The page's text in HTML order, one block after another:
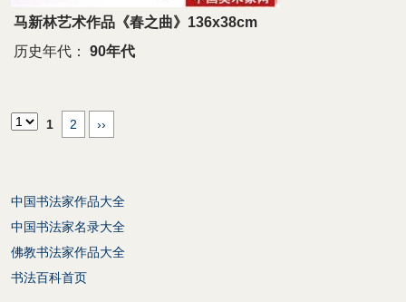
马新林艺术作品《春之曲》136x38cm
历史年代：
90年代
1 2 ››
中国书法家作品大全
中国书法家名录大全
佛教书法家作品大全
书法百科首页